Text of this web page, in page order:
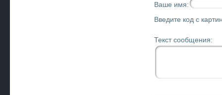
Ваше имя:
Введите код с
Текст сообщения: